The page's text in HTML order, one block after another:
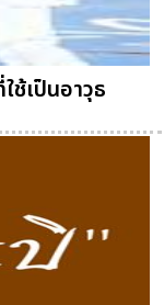
ช้เป็นอาวุธ